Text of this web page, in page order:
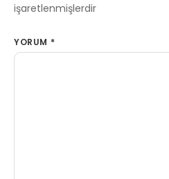
işaretlenmişlerdir
YORUM *